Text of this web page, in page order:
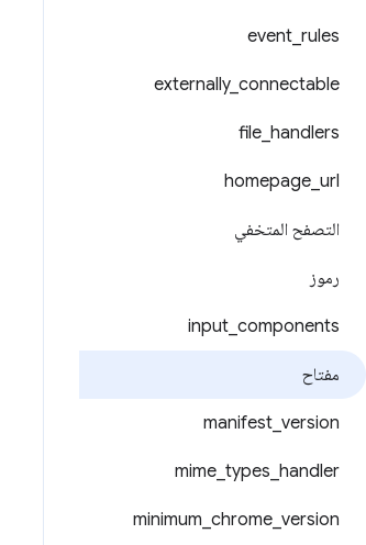
event rules
externally_ connectable
file handlers
homepage url
التصفح المتخفي
رموز
input components
مفتاح
manifest version
mime types handler
minimum chrome version